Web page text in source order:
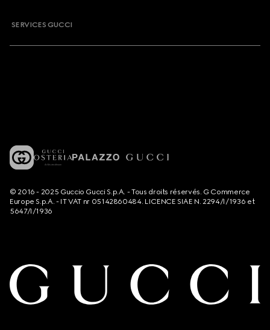
SERVICES GUCCI
© 2016 - 2025 Guccio Gucci S.p.A. - Tous droits réservés. G Commerce
Europe S.p.A. - IT VAT nr 05142860484. LICENCE SIAE N. 2294/I/1936 et
5647/I/1936